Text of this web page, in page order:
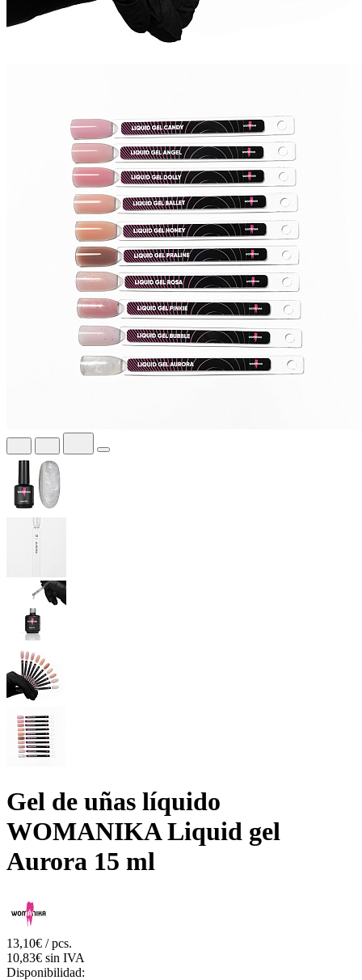
Gel de uñas líquido
WOMANIKA Liquid gel
Aurora 15 ml
13,10€ / pcs.
10,83€ sin IVA
Disponibilidad: